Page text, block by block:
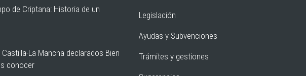
de Criptana: Historia de un
La Mancha declarados Bien
conocer
Legislación
Ayudas y Subvenciones
Trámites y gestiones